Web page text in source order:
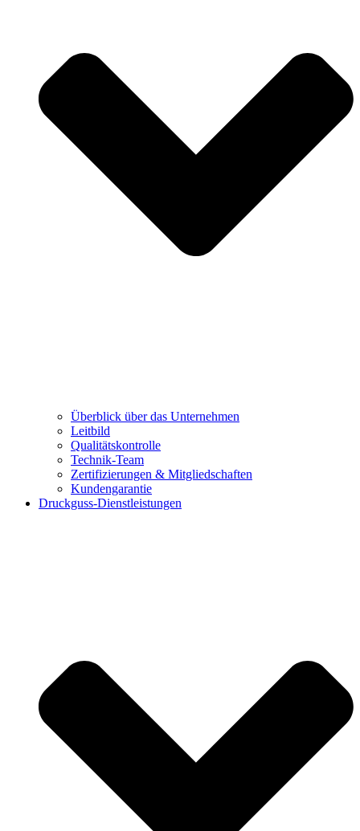
Überblick über das Unternehmen
Leitbild
Qualitätskontrolle
Technik-Team
Zertifizierungen & Mitgliedschaften
Kundengarantie
Druckguss-Dienstleistungen